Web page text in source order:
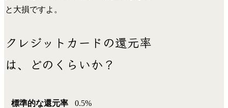
と大損ですよ。
クレジットカードの還元率
は、どのくらいか？
標準的な還元率
0.5%